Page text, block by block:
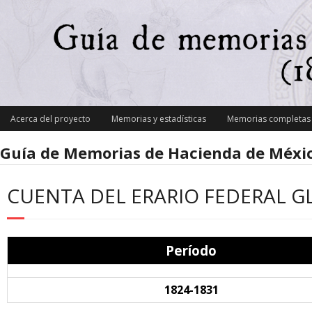
Acerca del proyecto Memorias y estadísticas Memorias
Guía de Memorias de Hacienda de
CUENTA DEL ERARIO FEDERAL
Período
1824-1831